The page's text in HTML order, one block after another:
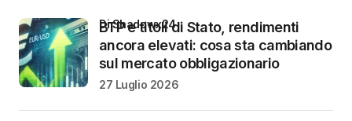
BTP e titoli di Stato, rendimenti
ancora elevati: cosa sta cambiando
sul mercato obbligazionario
di Shadowx24
27 Luglio 2026